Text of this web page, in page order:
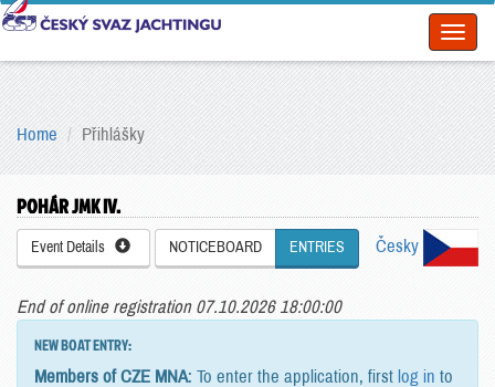
Home Přihlášky
POHÁR JMK IV.
Event Details NOTICEBOARD ENTRIES Česky
End of online registration 07.10.2026 18:00:00
NEW BOAT ENTRY:
Members of CZE MNA: To enter the application, first log in to